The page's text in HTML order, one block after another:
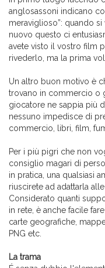
anglosassoni indicano
meraviglioso”: quando
nuovo questo ci
avete visto il vostro film
rivederlo, ma la prima
Un altro buon motivo è
trovano in commercio o
giocatore ne sappia più
nessuno impedisce di
commercio, libri, film,
Per i più pigri che non
consiglio magari di
in pratica, una qualsiasi
riuscirete ad adattarla
Considerato quanti
in rete, è anche facile
carte geografiche,
PNG etc.
La trama